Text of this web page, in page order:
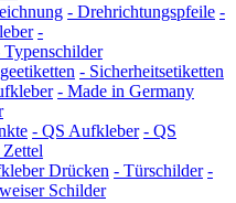
- Drehrichtungspfeile -
-
Typenschilder
- Sicherheitsetiketten
- Made in Germany
- QS Aufkleber - QS
Drücken - Türschilder -
Schilder